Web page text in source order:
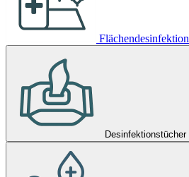
Flächendesinfektion
Desinfektionstücher